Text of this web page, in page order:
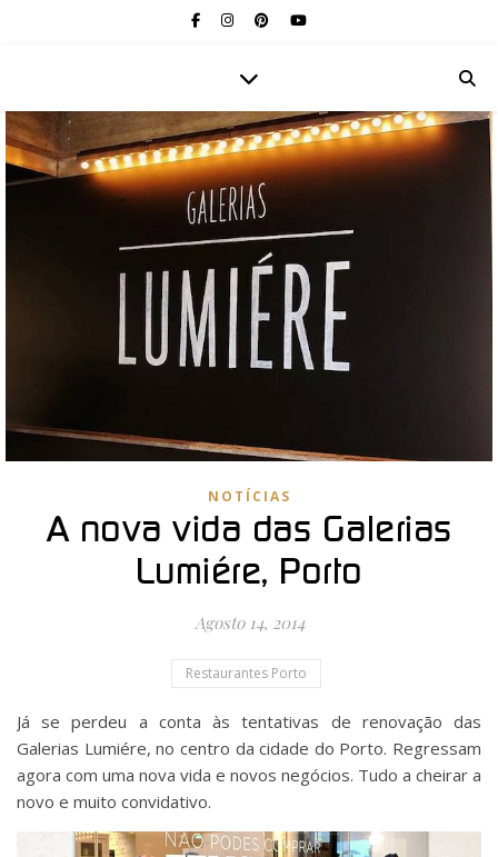
NOTÍCIAS
A nova vida das Galerias
Lumiére, Porto
Agosto 14, 2014
Restaurantes Porto
Já se perdeu a conta às tentativas de renovação das
Galerias Lumiére, no centro da cidade do Porto. Regressam
agora com uma nova vida e novos negócios. Tudo a cheirar a
novo e muito convidativo.